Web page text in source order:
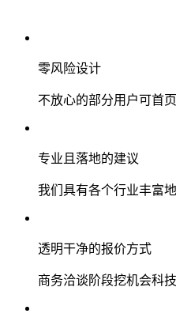
零风险设计
不放心的部分用户可首
专业且落地的建议
我们具有各个行业丰富
透明干净的报价方式
商务洽谈阶段挖机会科